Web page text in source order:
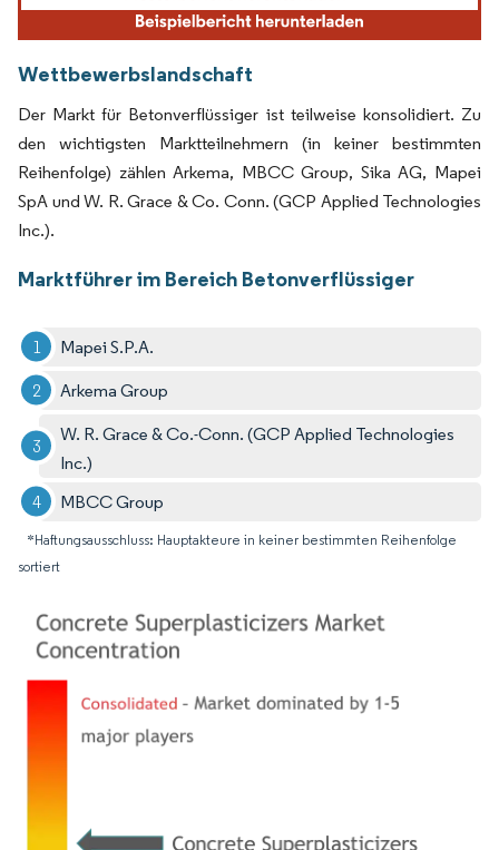
Wettbewerbslandschaft
Der Markt für Betonverflüssiger ist teilweise konsolidiert. Zu
den wichtigsten Marktteilnehmern (in keiner bestimmten
Reihenfolge) zählen Arkema, MBCC Group, Sika AG, Mapei
SpA und W. R. Grace & Co. Conn. (GCP Applied Technologies
Inc.).
Marktführer im Bereich Betonverflüssiger
Mapei S.P.A.
Arkema Group
W. R. Grace & Co.-Conn. (GCP Applied Technologies
Inc.)
MBCC Group
*Haftungsausschluss: Hauptakteure in keiner bestimmten Reihenfolge
sortiert